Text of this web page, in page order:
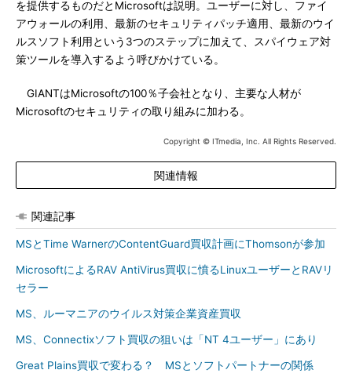
を提供するものだとMicrosoftは説明。ユーザーに対し、ファイ
アウォールの利用、最新のセキュリティパッチ適用、最新のウイ
ルスソフト利用という3つのステップに加えて、スパイウェア対
策ツールを導入するよう呼びかけている。
GIANTはMicrosoftの100％子会社となり、主要な人材が
Microsoftのセキュリティの取り組みに加わる。
Copyright © ITmedia, Inc. All Rights Reserved.
関連情報
関連記事
MSとTime WarnerのContentGuard買収計画にThomsonが参加
MicrosoftによるRAV AntiVirus買収に憤るLinuxユーザーとRAVリ
セラー
MS、ルーマニアのウイルス対策企業資産買収
MS、Connectixソフト買収の狙いは「NT 4ユーザー」にあり
Great Plains買収で変わる？ MSとソフトパートナーの関係